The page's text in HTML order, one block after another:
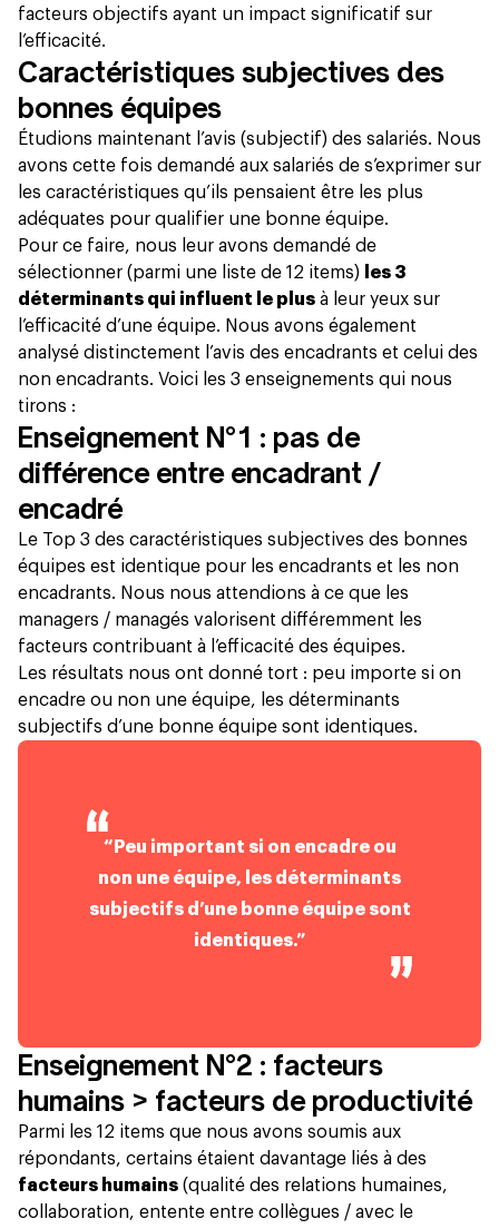
facteurs objectifs ayant un impact significatif sur
l’efficacité.
Caractéristiques subjectives des
bonnes équipes
Étudions maintenant l’avis (subjectif) des salariés. Nous
avons cette fois demandé aux salariés de s’exprimer sur
les caractéristiques qu’ils pensaient être les plus
adéquates pour qualifier une bonne équipe.
Pour ce faire, nous leur avons demandé de
sélectionner (parmi une liste de 12 items)
les 3
déterminants qui influent le plus à leur yeux sur
l’efficacité d’une équipe. Nous avons également
analysé distinctement l’avis des encadrants et celui des
non encadrants. Voici les 3 enseignements qui nous
tirons :
Enseignement N°1 : pas de
différence entre encadrant /
encadré
Le Top 3 des caractéristiques subjectives des bonnes
équipes est identique pour les encadrants et les non
encadrants. Nous nous attendions à ce que les
managers / managés valorisent différemment les
facteurs contribuant à l’efficacité des équipes.
Les résultats nous ont donné tort : peu importe si on
encadre ou non une équipe, les déterminants
subjectifs d’une bonne équipe sont identiques.
“Peu important si on encadre ou
non une équipe, les déterminants
subjectifs d’une bonne équipe sont
identiques.”
Enseignement N°2 : facteurs
humains > facteurs de productivité
Parmi les 12 items que nous avons soumis aux
répondants, certains étaient davantage liés à des
facteurs humains (qualité des relations humaines,
collaboration, entente entre collègues / avec le